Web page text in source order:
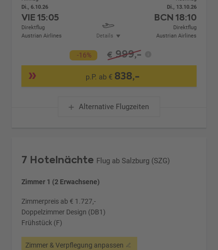
Di., 6.10.26
VIE15:05
Direktflug
Austrian Airlines
Details
Di., 13.10.26
BCN 18:10
Direktflug
Austrian Airlines
-16% € 999,-
p.P. ab € 838,-
Alternative Flugzeiten
7 Hotelnächte Flug ab Salzburg (SZG)
Zimmer 1 (2 Erwachsene)
Zimmerpreis ab € 1.727,-
Doppelzimmer Design (DB1)
Frühstück (F)
Zimmer & Verpflegung anpassen